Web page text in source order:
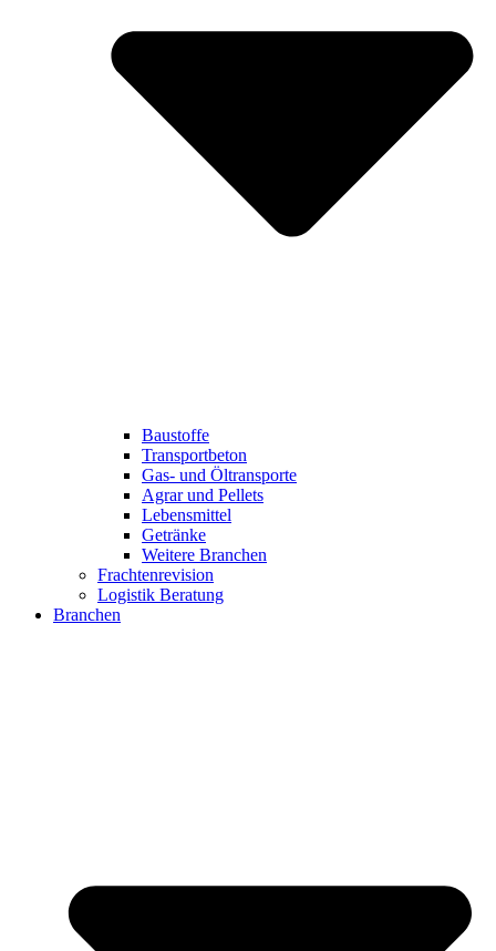
Baustoffe
Transportbeton
Gas- und Öltransporte
Agrar und Pellets
Lebensmittel
Getränke
Weitere Branchen
Frachtenrevision
Logistik Beratung
Branchen